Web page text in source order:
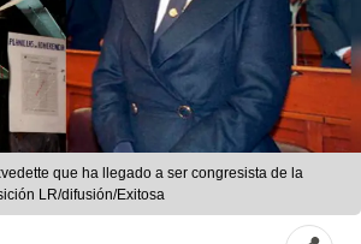
que ha llegado a ser congresista de la
LR/difusión/Exitosa